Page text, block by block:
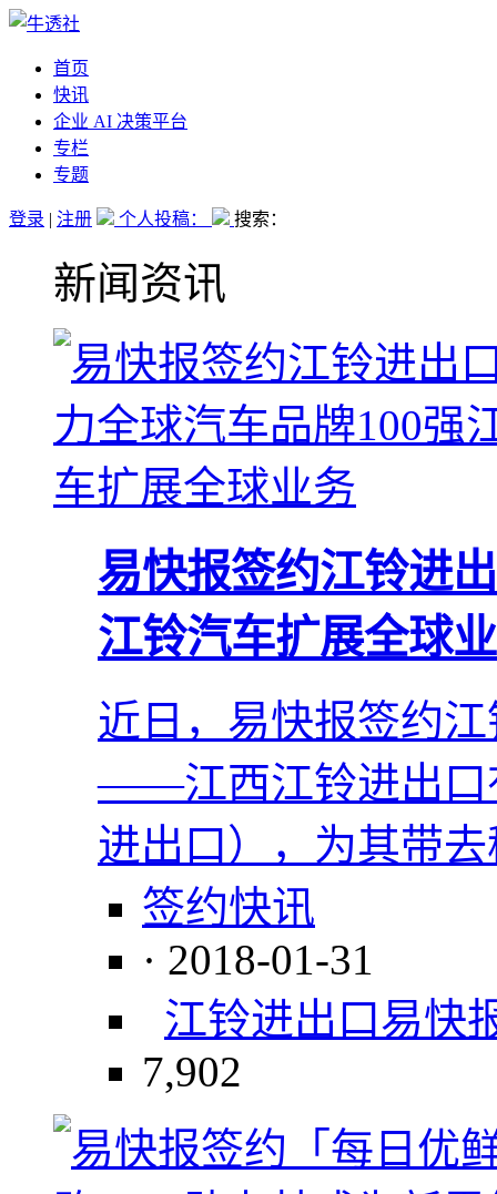
首页
快讯
企业 AI 决策平台
专栏
专题
登录 | 注册 个人投稿： 搜索：
新闻资讯
易快报签约江铃进
江铃汽车扩展全球
近日，易快报签约
——江西江铃进出口
进出口），为其带
签约快讯
· 2018-01-31
江铃进出口易快
7,902